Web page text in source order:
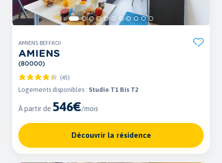
AMIENS BEFFROI
AMIENS
(80000)
(45)
Logements disponibles : Studio T1 Bis T2
À partir de 546€/mois
Découvrir la résidence